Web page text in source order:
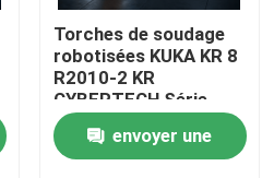
Torches de soudage
robotisées KUKA KR 8
R2010-2 KR
CYBERTECH Série
Charge utile 8 kg
Portée 2013 mm
Robot industriel 6
envoyer une